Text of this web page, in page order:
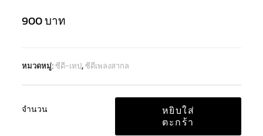
900บาท
หมวดหมู่:ซีดี-เทป,ซีดีเพลงสากล
จำนวน
หยิบใส่
ตะกร้า